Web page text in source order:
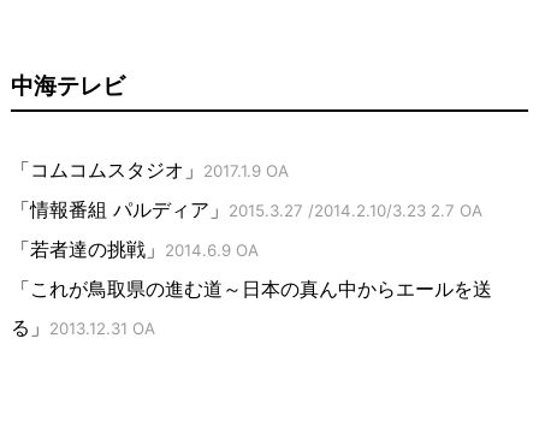
中海テレビ
「コムコムスタジオ」 2017.1.9 OA
「情報番組 パルディア」 2015.3.27 /2014.2.10/3.23 2.7 OA
「若者達の挑戦」 2014.6.9 OA
「これが鳥取県の進む道～日本の真ん中からエールを送
る」
2013.12.31 OA